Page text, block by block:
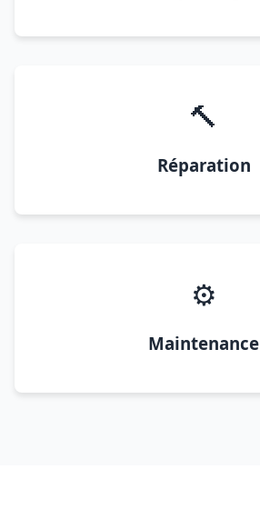
🔨
Réparation
⚙️
Maintenance